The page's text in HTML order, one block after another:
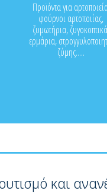
Προϊόντα για
φούρνοι αρτοποιίας,
ζυμωτήρια,
ερμάρια,
ζύμης.....
και